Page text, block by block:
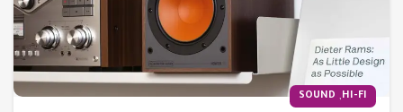
HI-FI
,
SOUND